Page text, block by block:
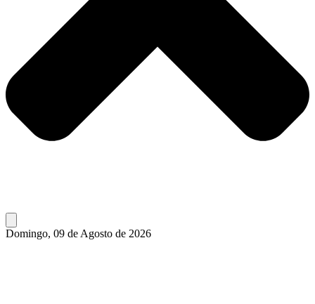
Domingo, 09 de Agosto de 2026